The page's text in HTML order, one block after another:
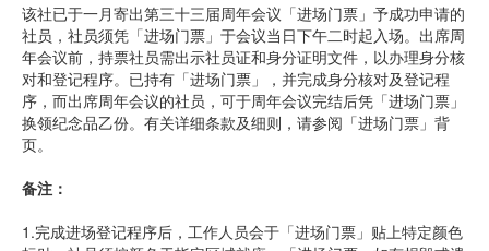
该社已于一月寄出第三十三届周年会议「进场门票」予成功申请的
社员，社员须凭「进场门票」于会议当日下午二时起入场。出席周
年会议前，持票社员需出示社员证和身分证明文件，以办理身分核
对和登记程序。已持有「进场门票」，并完成身分核对及登记程
序，而出席周年会议的社员，可于周年会议完结后凭「进场门票」
换领纪念品乙份。有关详细条款及细则，请参阅「进场门票」背
页。
备注：
1.完成进场登记程序后，工作人员会于「进场门票」贴上特定颜色